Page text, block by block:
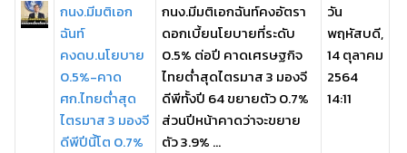
กนง.มีมติเอก
ฉันท์
คงดบ.นโยบาย
0.5%-คาด
ศก.ไทยต่ำสุด
ไตรมาส 3 มองจี
ดีพีปีนี้โต 0.7%
กนง.มีมติเอกฉันท์คงอัตรา
ดอกเบี้ยนโยบายที่ระดับ
0.5% ต่อปี คาดเศรษฐกิจ
ไทยต่ำสุดไตรมาส 3 มองจี
ดีพีทั้งปี 64 ขยายตัว 0.7%
ส่วนปีหน้าคาดว่าจะขยาย
ตัว 3.9% ...
วัน
พฤหัสบดี,
14 ตุลาคม
2564
14:11